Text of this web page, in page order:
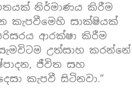
නිර්මාණය කිරීම
කැපවීමෙහි සාක්ෂියක්
ආරක්ෂා කිරීම
උත්සාහ කරන්නේ
ජීවිත සහ
කැපවී සිටිනවා.”